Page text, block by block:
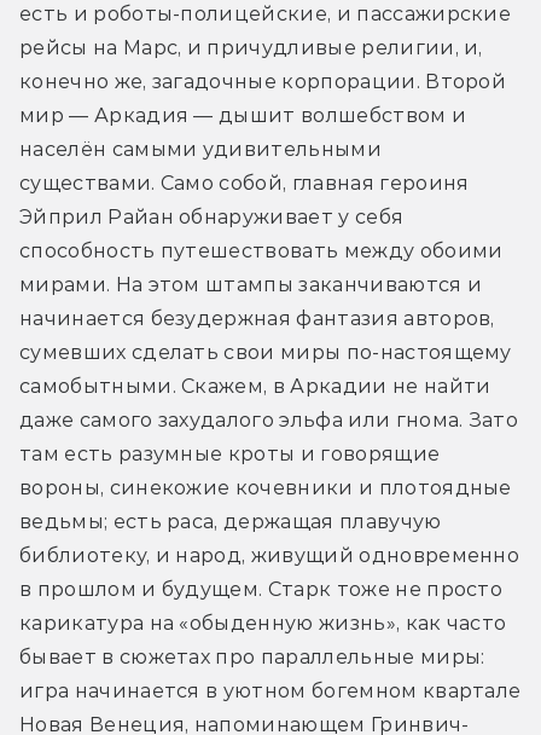
есть и роботы-полицейские, и пассажирские
рейсы на Марс, и причудливые религии, и,
конечно же, загадочные корпорации. Второй
мир — Аркадия — дышит волшебством и
населён самыми удивительными
существами. Само собой, главная героиня
Эйприл Райан обнаруживает у себя
способность путешествовать между обоими
мирами. На этом штампы заканчиваются и
начинается безудержная фантазия авторов,
сумевших сделать свои миры по-настоящему
самобытными. Скажем, в Аркадии не найти
даже самого захудалого эльфа или гнома. Зато
там есть разумные кроты и говорящие
вороны, синекожие кочевники и плотоядные
ведьмы; есть раса, держащая плавучую
библиотеку, и народ, живущий одновременно
в прошлом и будущем. Старк тоже не просто
карикатура на «обыденную жизнь», как часто
бывает в сюжетах про параллельные миры:
игра начинается в уютном богемном квартале
Новая Венеция, напоминающем Гринвич-